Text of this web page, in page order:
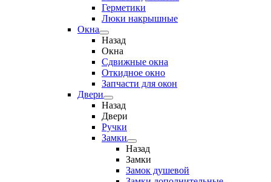
Герметики
Люки накрышные
Окна
Назад
Окна
Сдвижные окна
Откидное окно
Запчасти для окон
Двери
Назад
Двери
Ручки
Замки
Назад
Замки
Замок душевой